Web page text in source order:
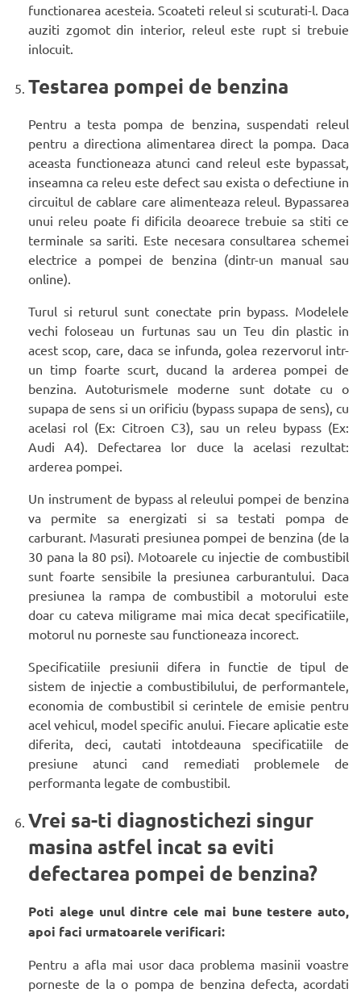
functionarea acesteia. Scoateti releul si scuturati-l. Daca
auziti zgomot din interior, releul este rupt si trebuie
inlocuit.
Testarea pompei de benzina
Pentru a testa pompa de benzina, suspendati releul
pentru a directiona alimentarea direct la pompa. Daca
aceasta functioneaza atunci cand releul este bypassat,
inseamna ca releu este defect sau exista o defectiune in
circuitul de cablare care alimenteaza releul. Bypassarea
unui releu poate fi dificila deoarece trebuie sa stiti ce
terminale sa sariti. Este necesara consultarea schemei
electrice a pompei de benzina (dintr-un manual sau
online).
Turul si returul sunt conectate prin bypass. Modelele
vechi foloseau un furtunas sau un Teu din plastic in
acest scop, care, daca se infunda, golea rezervorul intr-
un timp foarte scurt, ducand la arderea pompei de
benzina. Autoturismele moderne sunt dotate cu o
supapa de sens si un orificiu (bypass supapa de sens), cu
acelasi rol (Ex: Citroen C3), sau un releu bypass (Ex:
Audi A4). Defectarea lor duce la acelasi rezultat:
arderea pompei.
Un instrument de bypass al releului pompei de benzina
va permite sa energizati si sa testati pompa de
carburant. Masurati presiunea pompei de benzina (de la
30 pana la 80 psi). Motoarele cu injectie de combustibil
sunt foarte sensibile la presiunea carburantului. Daca
presiunea la rampa de combustibil a motorului este
doar cu cateva miligrame mai mica decat specificatiile,
motorul nu porneste sau functioneaza incorect.
Specificatiile presiunii difera in functie de tipul de
sistem de injectie a combustibilului, de performantele,
economia de combustibil si cerintele de emisie pentru
acel vehicul, model specific anului. Fiecare aplicatie este
diferita, deci, cautati intotdeauna specificatiile de
presiune atunci cand remediati problemele de
performanta legate de combustibil.
Vrei sa-ti diagnostichezi singur
masina astfel incat sa eviti
defectarea pompei de benzina?
Poti alege unul dintre cele mai bune testere auto,
apoi faci urmatoarele verificari:
Pentru a afla mai usor daca problema masinii voastre
porneste de la o pompa de benzina defecta, acordati